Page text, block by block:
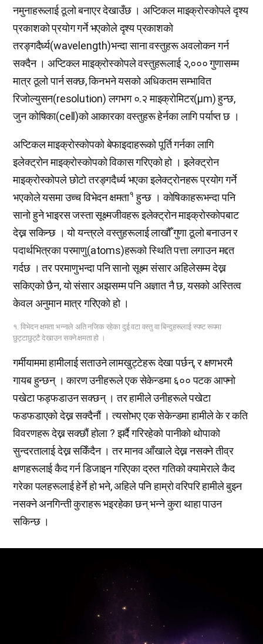
नमुनाहरूलाई ठूलो बनाएर देखाउँछ । अप्टिकल माइक्रोस्कोपले दृश्य
प्रकाशको प्रयोग गर्ने भएकोले दृश्य प्रकाशको
तरङ्गदैर्ध्य(wavelength)भन्दा साना वस्तुहरू अवलोकन गर्न
सक्दैन । अप्टिकल माइक्रोस्कोपले वस्तुहरूलाई २,००० गुणासम्म
मात्र ठूलो पार्न सक्छ, किनभने यसको अधिकतम सम्भावित
रिजोल्युसन(resolution) लगभग ०.२ माइक्रोमिटर(μm) हुन्छ,
जुन कोषिका(cell)को आकारका वस्तुहरू हेर्नका लागि पर्याप्त छ ।
अप्टिकल माइक्रोस्कोपको बेफाइदाहरूको पूर्ति गर्नका लागि
इलेक्ट्रोन माइक्रोस्कोपको विकास गरिएको हो । इलेक्ट्रोन
माइक्रोस्कोपले छोटो तरङ्गदैर्ध्य भएका इलेक्ट्रोनहरू प्रयोग गर्ने
भएकोले यसमा उच्च विभेदन क्षमता१ हुन्छ । कोषिकाहरूभन्दा पनि
सानो हुने भाइरस जस्ता सूक्ष्मजीवहरू इलेक्ट्रोन माइक्रोस्कोपबाट
देख्न सकिन्छ । यो यन्त्रले वस्तुहरूलाई लाखौँ गुणा ठूलो बनाउन र
पदार्थभित्रका परमाणु(atoms)हरूको स्थिति पत्ता लगाउन मद्दत
गर्दछ । तर परमाणुभन्दा पनि सानो सूक्ष्म संसार अहिलेसम्म देख्न
सकिएको छैन, यो संसार अझसम्म पनि अज्ञात नै छ, यसको अस्तित्व
केवल अनुमान मात्र गरिएको हो ।
१. विभेदन क्षमता भन्नाले अति नजिक रहेका दुई वटा वस्तु वा बिन्दुहरूलाई स्पष्ट रूपमा
छुट्टाछुट्टै देखाउन सक्ने क्षमता हो ।
गर्मीयाममा हामीलाई सताउने लामखुट्टेहरू देखा पर्छन्, र क्षणभरमै
गायब हुन्छन् । कारण उनीहरूले एक सेकेन्डमा ६०० पटक आफ्नो
पखेटा फड्फडाउन सक्छन् । तर हामीले उनीहरूले पखेटा
फडफडाएको देख्न सक्दैनौं । त्यसोभए एक सेकेन्डमा हामीले के र कति
विवरणहरू देख्न सक्छौं होला ? झर्दै गरिरहेको पानीको थोपाको
सुन्दरतालाई देख्न सकिँदैन । तर मानव आँखाले देख्न नसक्ने तीव्र
क्षणहरूलाई कैद गर्न डिजाइन गरिएका द्रुत गतिको क्यामेराले कैद
गरेका पलहरूलाई हेर्ने हो भने, अहिले पनि हाम्रो वरिपरि हामीले बुझ्न
नसक्ने अनगिन्ती कुराहरू भइरहेका छन् भन्ने कुरा थाहा पाउन
सकिन्छ ।